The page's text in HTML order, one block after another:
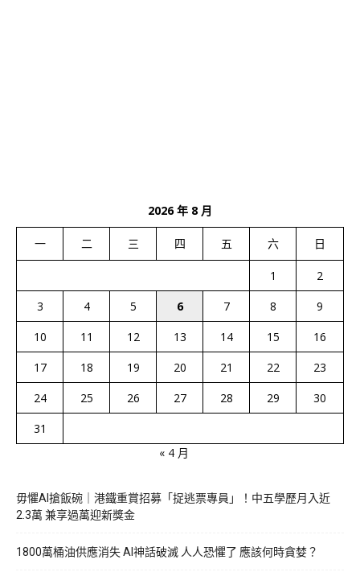
2026 年 8 月
一 二 三 四 五 六 日
1
2
3
4 5 6 7 8
9
10
11 12 13 14 15
16
17
18 19 20 21 22
23
24
25 26 27 28 29
30
31
« 4 月
毋懼AI搶飯碗｜港鐵重賞招募「捉逃票專員」！中五學歷月入近
2.3萬 兼享過萬迎新獎金
1800萬桶油供應消失 AI神話破滅 人人恐懼了 應該何時貪婪？